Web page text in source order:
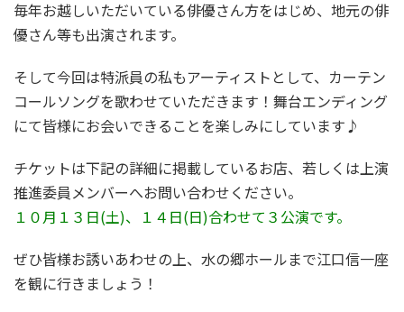
毎年お越しいただいている俳優さん方をはじめ、地元の俳
優さん等も出演されます。
そして今回は特派員の私もアーティストとして、カーテン
コールソングを歌わせていただきます！舞台エンディング
にて皆様にお会いできることを楽しみにしています♪
チケットは下記の詳細に掲載しているお店、若しくは上演
推進委員メンバーへお問い合わせください。
１０月１３日(土)、１４日(日)合わせて３公演です。
ぜひ皆様お誘いあわせの上、水の郷ホールまで江口信一座
を観に行きましょう！